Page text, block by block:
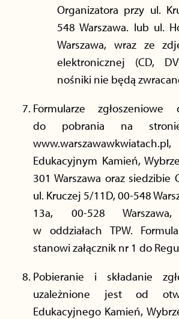
Organizatora przy ul.
548 Warszawa. lub ul.
Warszawa, wraz ze
elektronicznej (CD,
nośniki nie będą
Formularze
do pobrania na
Edukacyjnym Kamień,
301 Warszawa oraz siedzibie
ul. Kruczej 5/11D, 00-548
13a, 00-528
w oddziałach TPW.
stanowi załącznik nr 1 do
Pobieranie i składanie
uzależnione jest od
Edukacyjnego Kamień,